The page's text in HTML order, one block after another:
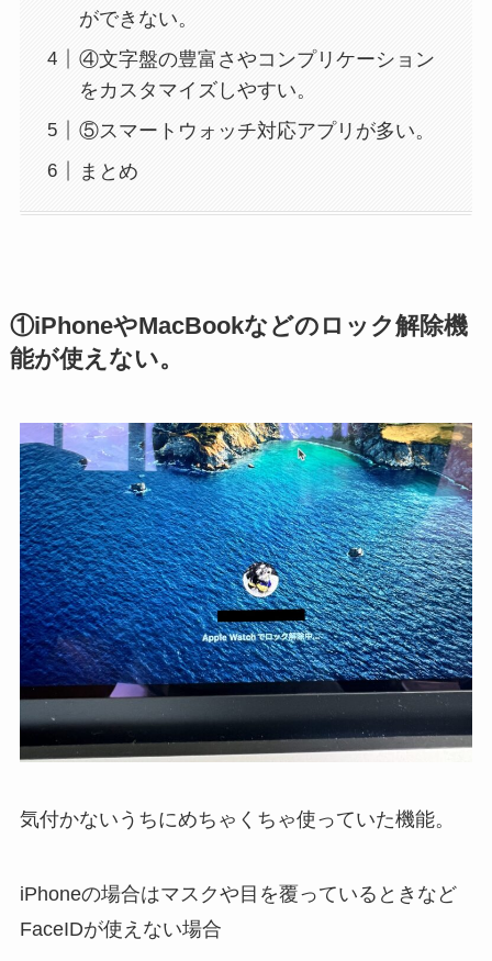
ができない。
④文字盤の豊富さやコンプリケーション
をカスタマイズしやすい。
⑤スマートウォッチ対応アプリが多い。
まとめ
①iPhoneやMacBookなどのロック解除機
能が使えない。
気付かないうちにめちゃくちゃ使っていた機能。
iPhoneの場合はマスクや目を覆っているときなど
FaceIDが使えない場合